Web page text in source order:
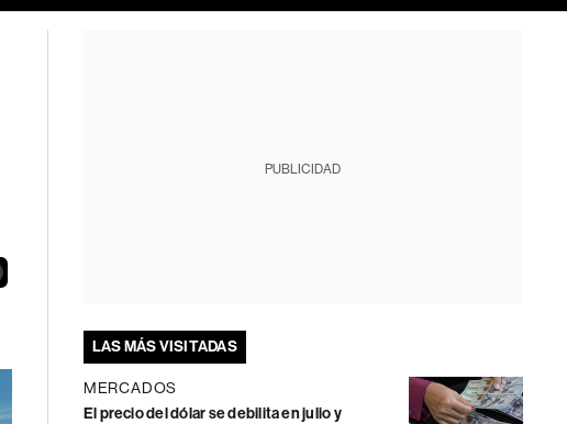
PUBLICIDAD
LAS MÁS VISITADAS
MERCADOS
El precio del dólar se debilita en julio y